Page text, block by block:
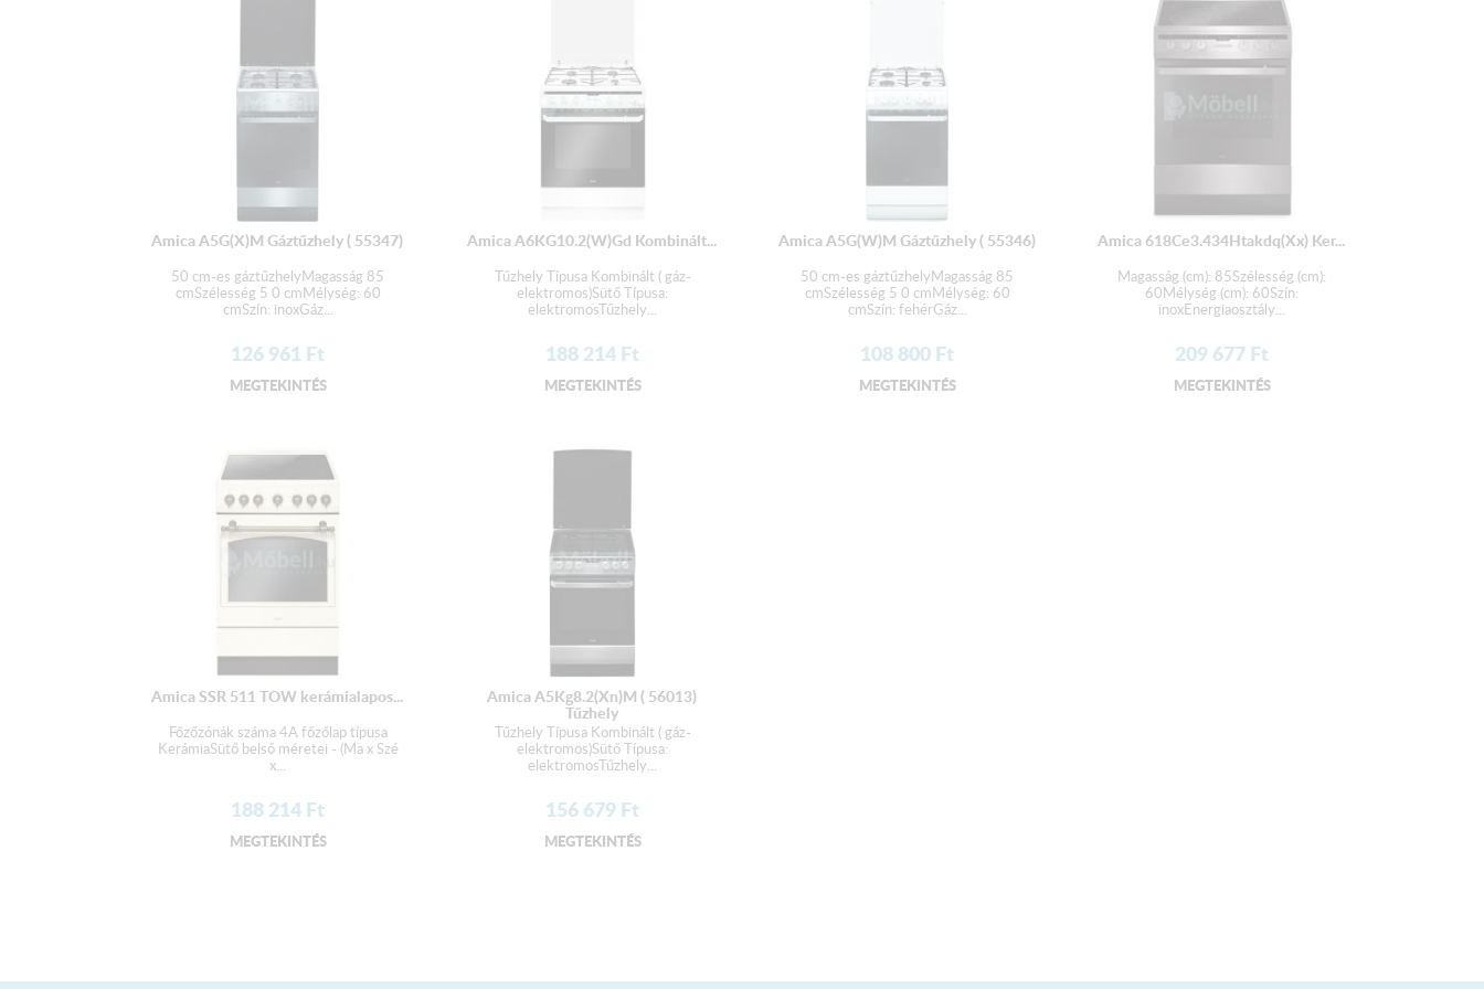
Amica A5G(X)M Gáztűzhely ( 55347)
50 cm-es gáztűzhelyMagasság 85
cmSzélesség 5 0 cmMélység: 60
cmSzín: inoxGáz...
126 961 Ft
MEGTEKINTÉS
Amica A6KG10.2(W)Gd Kombinált...
Tűzhely Típusa Kombinált ( gáz-
elektromos)Sütő Típusa:
elektromosTűzhely...
188 214Ft
MEGTEKINTÉS
Amica A5G(W)M Gáztűzhely ( 55346)
50 cm-es gáztűzhelyMagasság 85
cmSzélesség 5 0 cmMélység: 60
cmSzín: fehérGáz...
108 800Ft
MEGTEKINTÉS
Amica 618Ce3.434Htakdq(Xx) Ker...
Magasság (cm): 85Szélesség (cm):
60Mélység (cm): 60Szín:
inoxEnergiaosztály...
209 677Ft
MEGTEKINTÉS
Amica SSR 511 TOW kerámialapos...
Főzőzónák száma 4A főzőlap típusa
KerámiaSütő belső méretei - (Ma x Szé
x...
188 214Ft
MEGTEKINTÉS
Amica A5Kg8.2(Xn)M ( 56013)
Tűzhely
Tűzhely Típusa Kombinált ( gáz-
elektromos)Sütő Típusa:
elektromosTűzhely...
156 679Ft
MEGTEKINTÉS